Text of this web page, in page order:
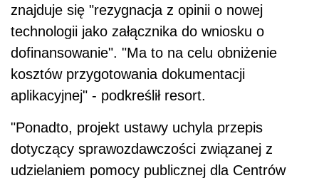
znajduje się "rezygnacja z opinii o nowej
technologii jako załącznika do wniosku o
dofinansowanie". "Ma to na celu obniżenie
kosztów przygotowania dokumentacji
aplikacyjnej" - podkreślił resort.
"Ponadto, projekt ustawy uchyla przepis
dotyczący sprawozdawczości związanej z
udzielaniem pomocy publicznej dla Centrów